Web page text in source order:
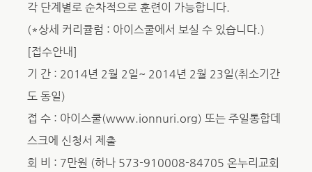
각 단계별로 순차적으로 훈련이 가능합니다.
(*상세 커리큘럼 : 아이스쿨에서 보실 수 있습니다.)
[접수안내]
기 간 : 2014년 2월 2일~ 2014년 2월 23일(취소기간
도 동일)
접 수 : 아이스쿨(www.ionnuri.org) 또는 주일통합데
스크에 신청서 제출
회 비 : 7만원 (하나 573-910008-84705 온누리교회